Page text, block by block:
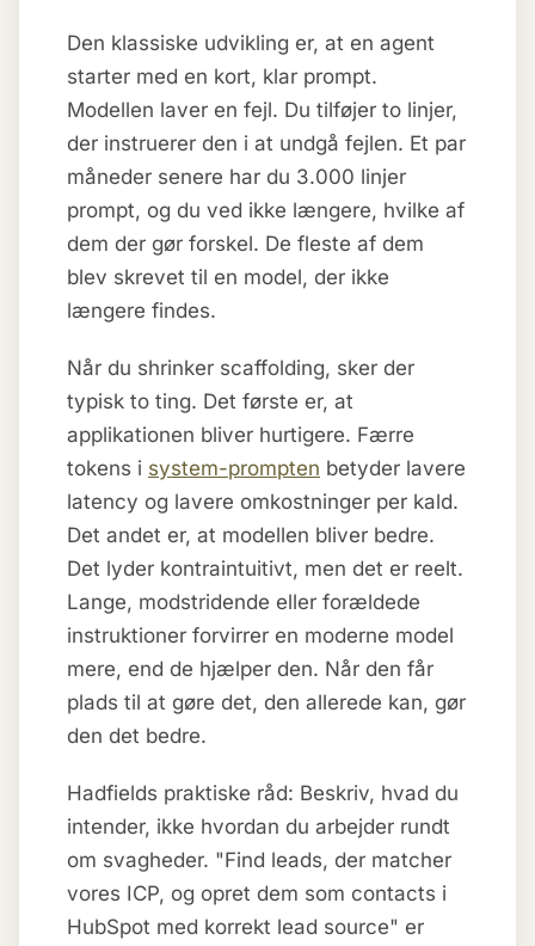
Den klassiske udvikling er, at en agent
starter med en kort, klar prompt.
Modellen laver en fejl. Du tilføjer to linjer,
der instruerer den i at undgå fejlen. Et par
måneder senere har du 3.000 linjer
prompt, og du ved ikke længere, hvilke af
dem der gør forskel. De fleste af dem
blev skrevet til en model, der ikke
længere findes.
Når du shrinker scaffolding, sker der
typisk to ting. Det første er, at
applikationen bliver hurtigere. Færre
tokens i system-prompten betyder lavere
latency og lavere omkostninger per kald.
Det andet er, at modellen bliver bedre.
Det lyder kontraintuitivt, men det er reelt.
Lange, modstridende eller forældede
instruktioner forvirrer en moderne model
mere, end de hjælper den. Når den får
plads til at gøre det, den allerede kan, gør
den det bedre.
Hadfields praktiske råd: Beskriv, hvad du
intender, ikke hvordan du arbejder rundt
om svagheder. "Find leads, der matcher
vores ICP, og opret dem som contacts i
HubSpot med korrekt lead source" er